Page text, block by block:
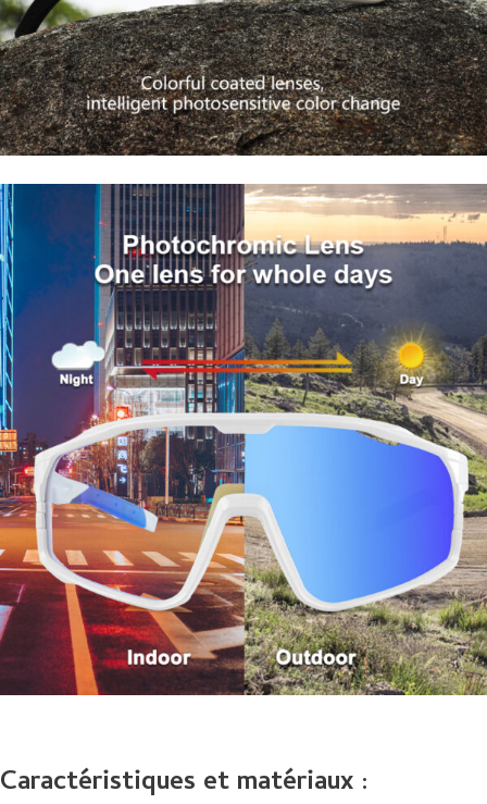
Caractéristiques et matériaux :